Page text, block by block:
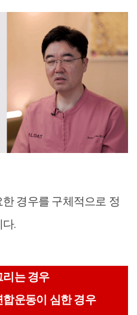
경우를 구체적으로 정
.
리는 경우
운동이 심한 경우